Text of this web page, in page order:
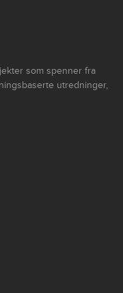
som spenner fra
utredninger,